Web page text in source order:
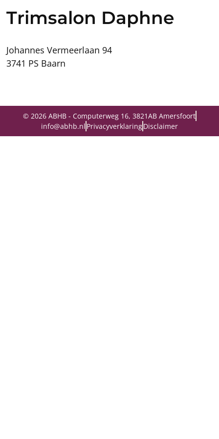
Trimsalon Daphne
Johannes Vermeerlaan 94
3741 PS Baarn
© 2026 ABHB - Computerweg 16, 3821AB Amersfoort
info@abhb.nl PrivacyverklaringDisclaimer